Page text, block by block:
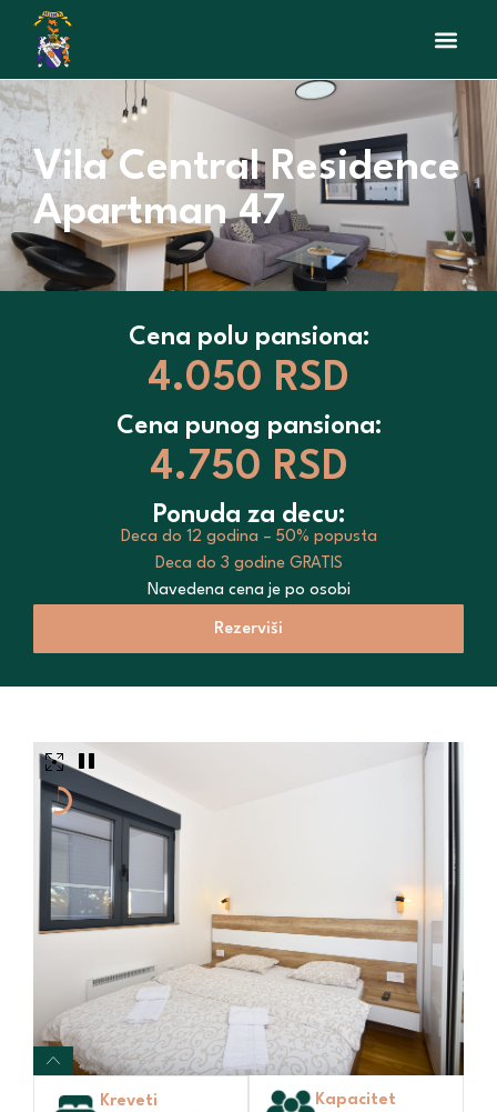
Vila Central Residence
Apartman 47
Cena polu pansiona:
4.050 RSD
Cena punog pansiona:
4.750 RSD
Ponuda za decu:
Deca do 12 godina – 50% popusta
Deca do 3 godine GRATIS
Navedena cena je po osobi
Rezerviši
Kreveti
Kapacitet